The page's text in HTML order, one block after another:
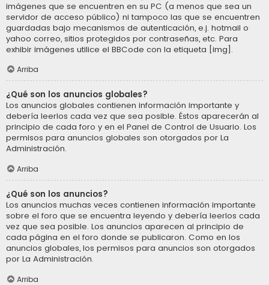
imágenes que se encuentren en su PC (a menos que sea un
servidor de acceso público) ni tampoco las que se encuentren
guardadas bajo mecanismos de autenticación, e.j. hotmail o
yahoo correo, sitios protegidos por contraseñas, etc. Para
exhibir imágenes utilice el BBCode con la etiqueta [img].
Arriba
¿Qué son los anuncios globales?
Los anuncios globales contienen información importante y
debería leerlos cada vez que sea posible. Éstos aparecerán al
principio de cada foro y en el Panel de Control de Usuario. Los
permisos para anuncios globales son otorgados por La
Administración.
Arriba
¿Qué son los anuncios?
Los anuncios muchas veces contienen información importante
sobre el foro que se encuentra leyendo y debería leerlos cada
vez que sea posible. Los anuncios aparecen al principio de
cada página en el foro donde se publicaron. Como en los
anuncios globales, los permisos para anuncios son otorgados
por La Administración.
Arriba